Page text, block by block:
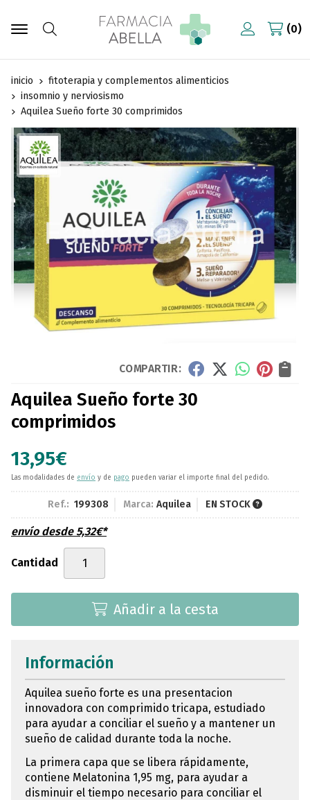
Buscar
0
inicio
fitoterapia y complementos alimenticios
insomnio y nerviosismo
Aquilea Sueño forte 30 comprimidos
COMPARTIR:
Aquilea Sueño forte 30
comprimidos
13,95€
Las modalidades de envío y de pago pueden variar el importe final del pedido.
Ref.: 199308 Marca: Aquilea EN STOCK
envío desde5,32€*
Cantidad
Añadir a la cesta
Información
Aquilea sueño forte es una presentacion
innovadora con comprimido tricapa, estudiado
para ayudar a conciliar el sueño y a mantener un
sueño de calidad durante toda la noche.
La primera capa que se libera rápidamente,
contiene Melatonina 1,95 mg, para ayudar a
disminuir el tiempo necesario para conciliar el